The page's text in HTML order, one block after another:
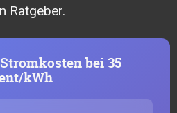
Ratgeber.
bei 35
kWh